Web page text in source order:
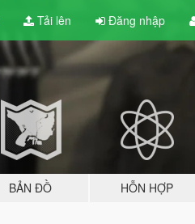
Tải lên Đăng nhập
BẢN ĐỒ HỖN HỢP